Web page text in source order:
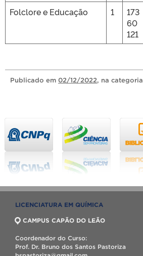
Folclore e Educação 1
173
60
121
Publicado em 02/12/2022, na categoria
LICENCIATURA EM QUÍMICA
CAMPUS CAPÃO DO LEÃO
Coordenador do Curso:
Prof. Dr. Bruno dos Santos Pastoriza